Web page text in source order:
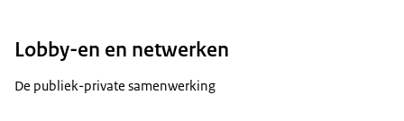
Lobby-en en netwerken
De publiek-private samenwerking